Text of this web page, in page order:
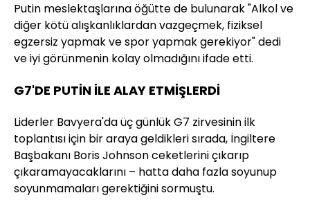
Putin meslektaşlarına öğütte de bulunarak "Alkol ve
diğer kötü alışkanlıklardan vazgeçmek, fiziksel
egzersiz yapmak ve spor yapmak gerekiyor" dedi
ve iyi görünmenin kolay olmadığını ifade etti.
G7'DE PUTİN İLE ALAY ETMİŞLERDİ
Liderler Bavyera'da üç günlük G7 zirvesinin ilk
toplantısı için bir araya geldikleri sırada, İngiltere
Başbakanı Boris Johnson ceketlerini çıkarıp
çıkaramayacaklarını – hatta daha fazla soyunup
soyunmamaları gerektiğini sormuştu.